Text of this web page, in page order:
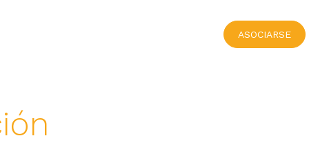
ASOCIARSE